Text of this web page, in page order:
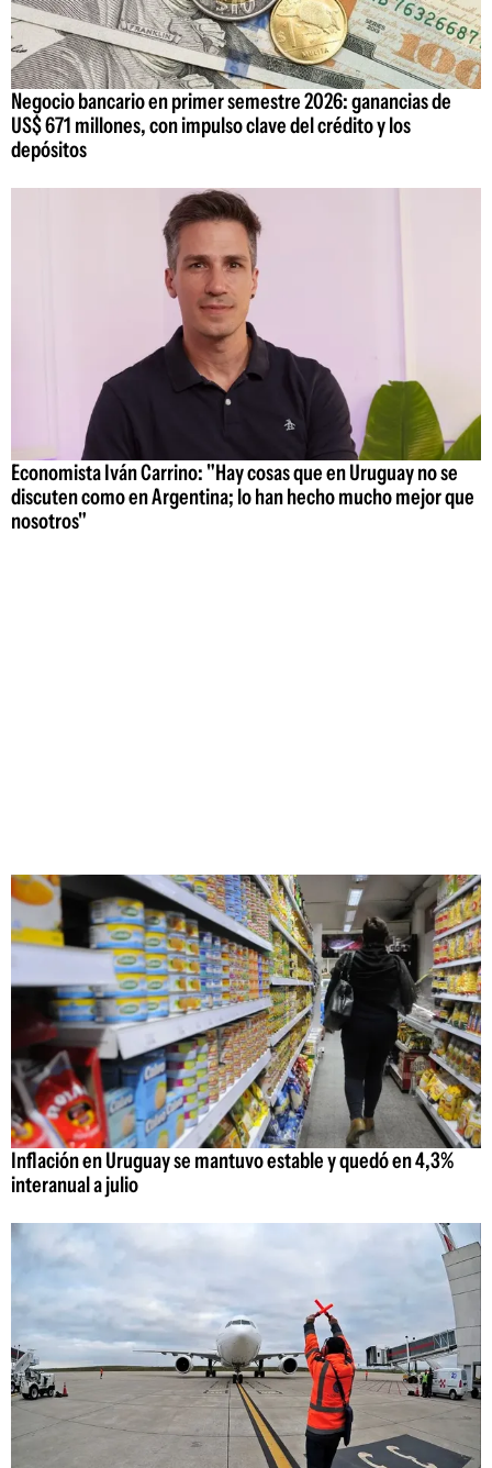
Negocio bancario en primer semestre 2026: ganancias de
US$ 671 millones, con impulso clave del crédito y los
depósitos
Economista Iván Carrino: "Hay cosas que en Uruguay no se
discuten como en Argentina; lo han hecho mucho mejor que
nosotros"
Inflación en Uruguay se mantuvo estable y quedó en 4,3%
interanual a julio